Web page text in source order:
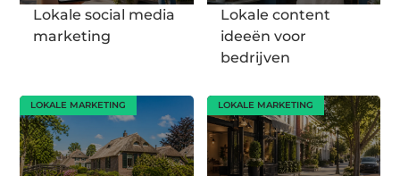
Lokale social media
marketing
Lokale content
ideeën voor
bedrijven
LOKALE MARKETING LOKALE MARKETING